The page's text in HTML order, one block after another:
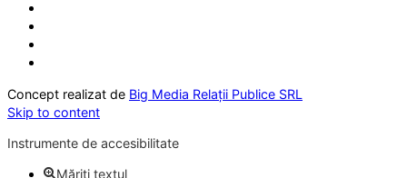
Concept realizat de Big Media Relații Publice SRL
Skip to content
Instrumente de accesibilitate
Măriți textul